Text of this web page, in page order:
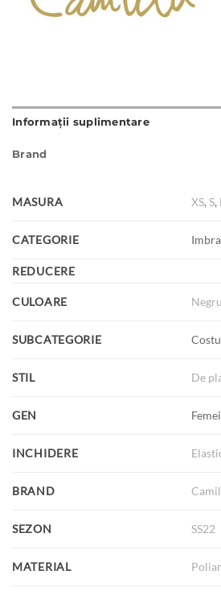
Informații suplimentare
Brand
MASURA XS,S,
CATEGORIE
REDUCERE
CULOARE Negru
SUBCATEGORIE
STIL De
GEN Femei
INCHIDERE
BRAND
SEZON SS22
MATERIAL